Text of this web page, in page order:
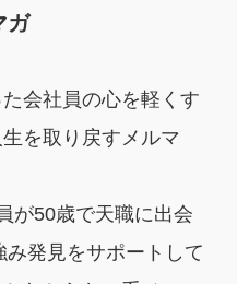
ガ
会社員の心を軽くす
を取り戻すメルマ
が50歳で天職に出会
発見をサポートして